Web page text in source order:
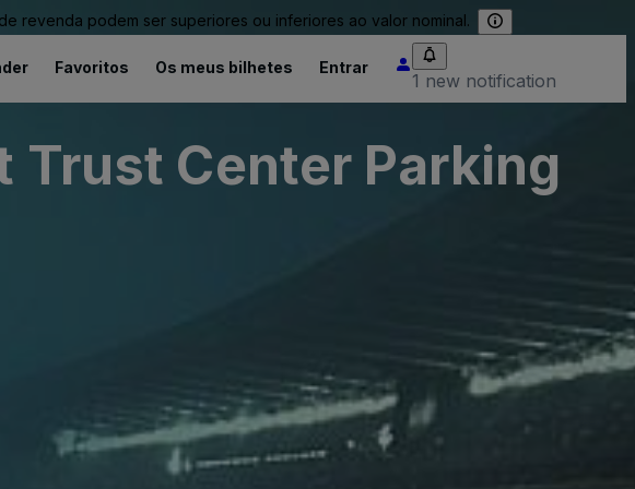
revenda podem ser superiores ou inferiores ao valor nominal.
Favoritos Os meus bilhetes Entrar
1 new notification
Trust Center Parking